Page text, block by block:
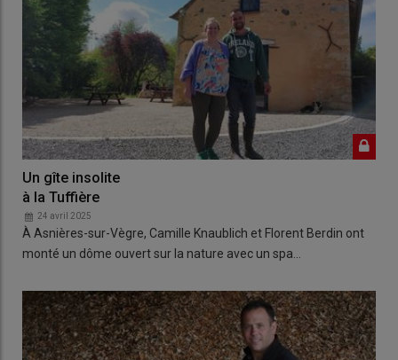
Un gîte insolite
à la Tuffière
24 avril 2025
À Asnières-sur-Vègre, Camille Knaublich et Florent Berdin ont
monté un dôme ouvert sur la nature avec un spa…